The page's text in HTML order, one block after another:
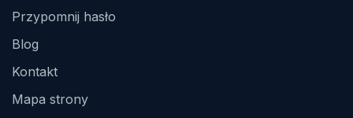
Przypomnij hasło
Blog
Kontakt
Mapa strony